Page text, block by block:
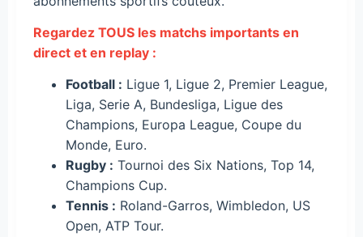
Regardez TOUS les matchs importants en
direct et en replay :
Football : Ligue 1, Ligue 2, Premier League,
Liga, Serie A, Bundesliga, Ligue des
Champions, Europa League, Coupe du
Monde, Euro.
Rugby : Tournoi des Six Nations, Top 14,
Champions Cup.
Tennis : Roland-Garros, Wimbledon, US
Open, ATP Tour.